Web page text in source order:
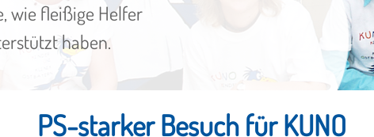
wie fleißige Helfer
haben.
PS-starker Besuch für KUNO